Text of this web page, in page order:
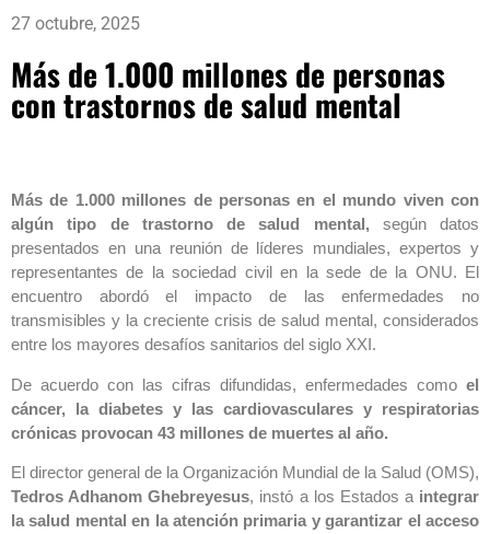
27 octubre, 2025
Más de 1.000 millones de personas
con trastornos de salud mental
Más de 1.000 millones de personas en el mundo viven con
algún tipo de trastorno de salud mental, según datos
presentados en una reunión de líderes mundiales, expertos y
representantes de la sociedad civil en la sede de la ONU. El
encuentro abordó el impacto de las enfermedades no
transmisibles y la creciente crisis de salud mental, considerados
entre los mayores desafíos sanitarios del siglo XXI.
De acuerdo con las cifras difundidas, enfermedades como el
cáncer, la diabetes y las cardiovasculares y respiratorias
crónicas provocan 43 millones de muertes al año.
El director general de la Organización Mundial de la Salud (OMS),
Tedros Adhanom Ghebreyesus, instó a los Estados aintegrar
la salud mental en la atención primaria y garantizar el acceso